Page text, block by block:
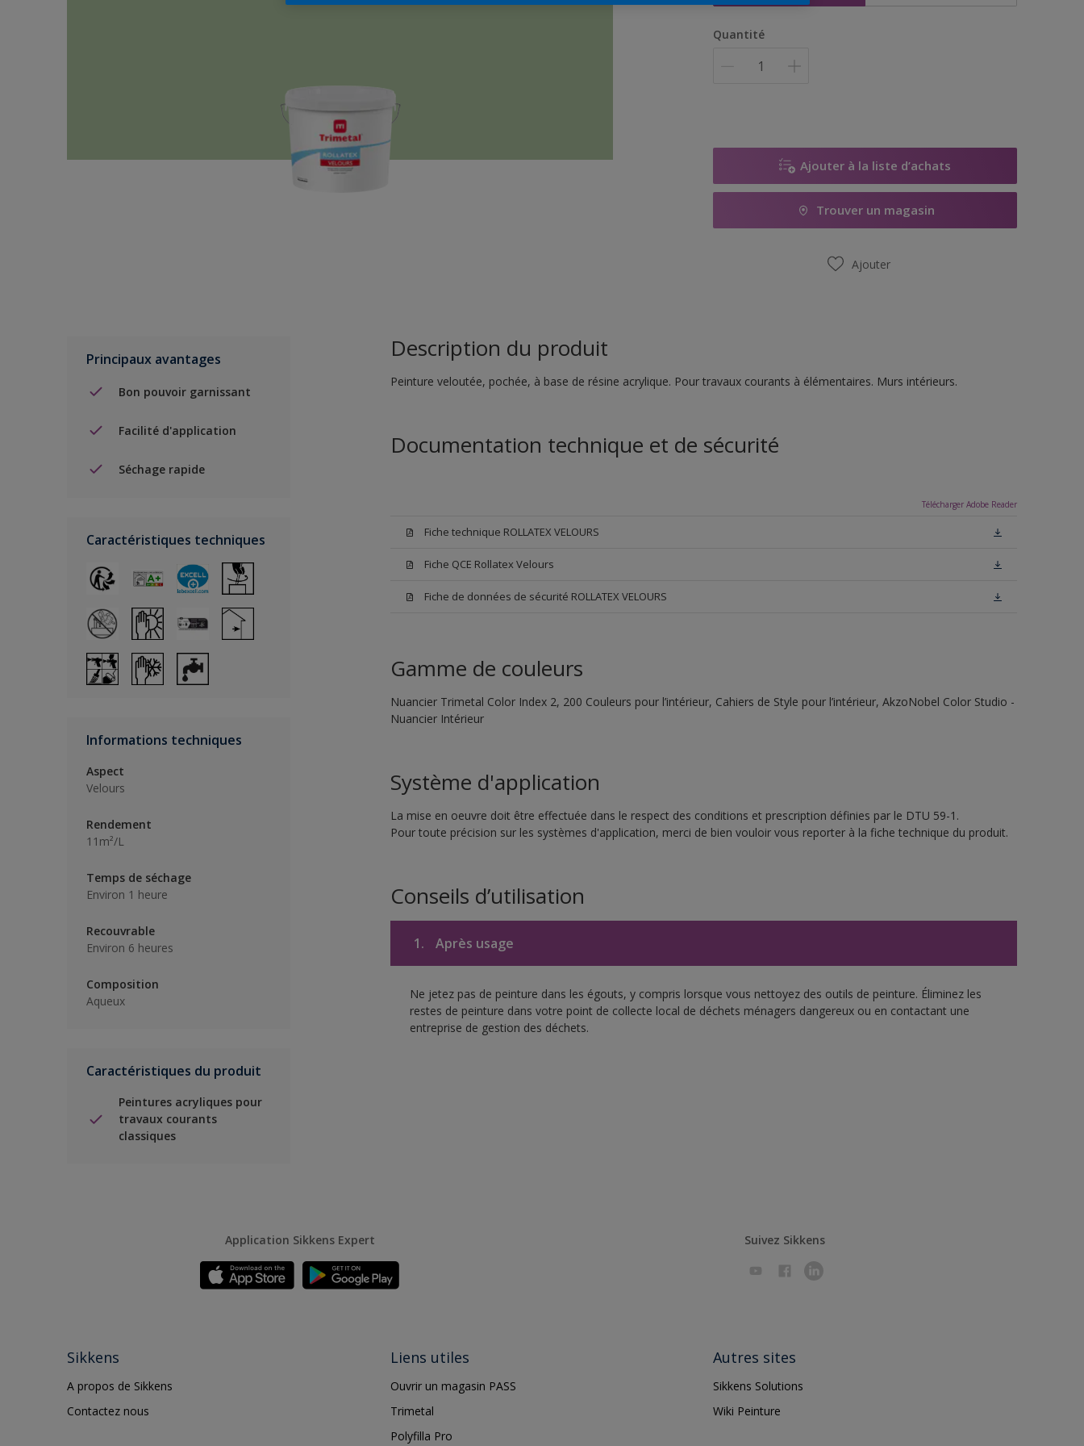
Quantité
Ajouter à la liste d’achats
Trouver un magasin
Ajouter
Principaux avantages
Bon pouvoir garnissant
Facilité d'application
Séchage rapide
Caractéristiques techniques
Informations techniques
Aspect
Velours
Rendement
11m²/L
Temps de séchage
Environ 1 heure
Recouvrable
Environ 6 heures
Composition
Aqueux
Caractéristiques du produit
Peintures acryliques pour
travaux courants
classiques
Description du produit
Peinture veloutée, pochée, à base de résine acrylique. Pour travaux courants à élémentaires. Murs intérieurs.
Documentation technique et de sécurité
Télécharger Adobe Reader
Fiche technique ROLLATEX VELOURS
Fiche QCE Rollatex Velours
Fiche de données de sécurité ROLLATEX VELOURS
Gamme de couleurs
Nuancier Trimetal Color Index 2, 200 Couleurs pour l’intérieur, Cahiers de Style pour l’intérieur, AkzoNobel Color Studio -
Nuancier Intérieur
Système d'application
La mise en oeuvre doit être effectuée dans le respect des conditions et prescription définies par le DTU 59-1.
Pour toute précision sur les systèmes d'application, merci de bien vouloir vous reporter à la fiche technique du produit.
Conseils d’utilisation
1. Après usage
Ne jetez pas de peinture dans les égouts, y compris lorsque vous nettoyez des outils de peinture. Éliminez les
restes de peinture dans votre point de collecte local de déchets ménagers dangereux ou en contactant une
entreprise de gestion des déchets.
Application Sikkens Expert Suivez Sikkens
Sikkens
A propos de Sikkens
Contactez nous
Liens utiles
Ouvrir un magasin PASS
Trimetal
Polyfilla Pro
Autres sites
Sikkens Solutions
Wiki Peinture